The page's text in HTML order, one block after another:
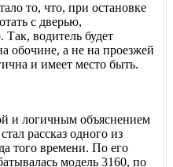
то, что, при остановке
с дверью,
водитель будет
обочине, а не на проезжей
и имеет место быть.
и логичным объяснением
рассказ одного из
того времени. По его
модель 3160, по